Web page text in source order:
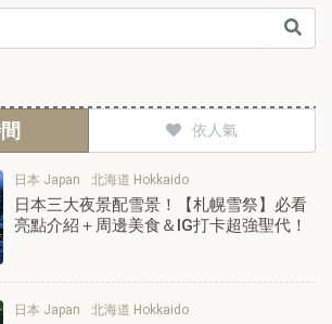
依人氣
日本 Japan 北海道 Hokkaido
日本三大夜景配雪景！【札幌雪祭】必看
亮點介紹＋周邊美食＆IG打卡超強聖代！
日本 Japan 北海道 Hokkaido